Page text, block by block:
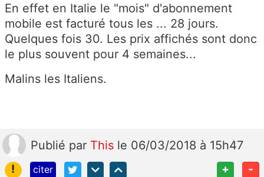
En effet en Italie le "mois" d'abonnement
mobile est facturé tous les ... 28 jours.
Quelques fois 30. Les prix affichés sont donc
le plus souvent pour 4 semaines...
Malins les Italiens.
Publié par This le 06/03/2018 à 15h47
!
citer + -